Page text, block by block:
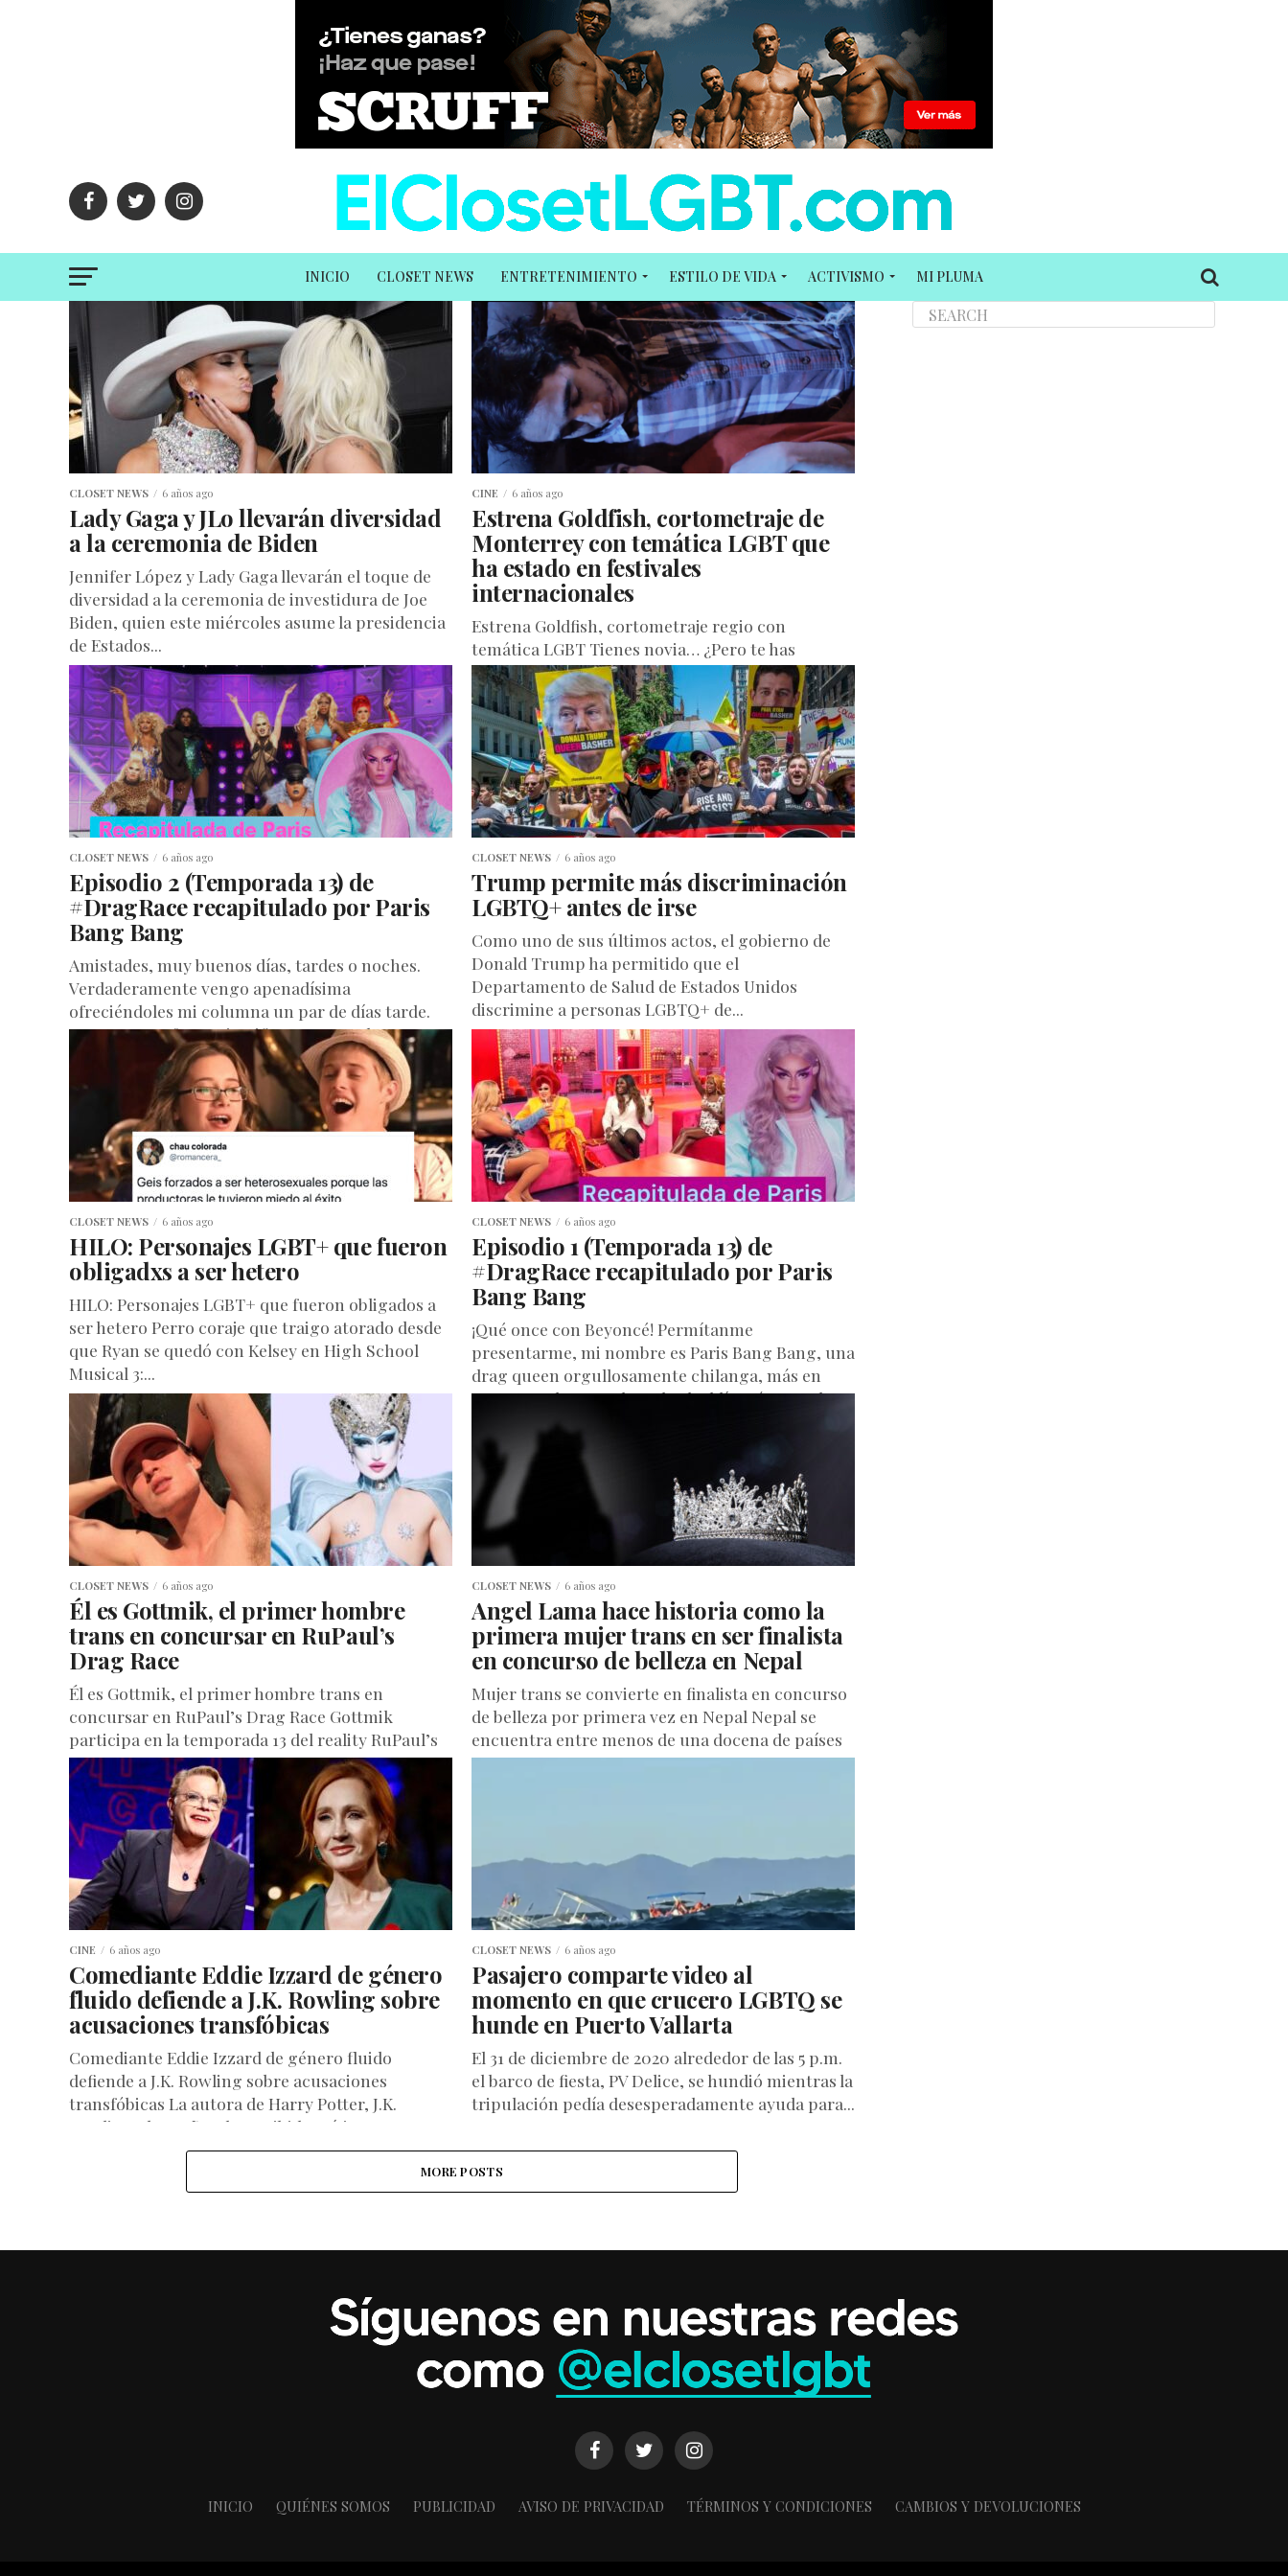
INICIO CLOSET NEWS ENTRETENIMIENTO ESTILO DE VIDA ACTIVISMO MI PLUMA
CLOSET NEWS 6 años ago
Lady Gaga y JLo llevarán diversidad
a la ceremonia de Biden
Jennifer López y Lady Gaga llevarán el toque de
diversidad a la ceremonia de investidura de Joe
Biden, quien este miércoles asume la presidencia
de Estados...
CINE 6 años ago
Estrena Goldfish, cortometraje de
Monterrey con temática LGBT que
ha estado en festivales
internacionales
Estrena Goldfish, cortometraje regio con
temática LGBT Tienes novia… ¿Pero te has
enamorado de tu mejor amigo? Este filme habla
de amor, desamor, decisiones, gustos, amistad...
CLOSET NEWS 6 años ago
Episodio 2 (Temporada 13) de
#DragRace recapitulado por Paris
Bang Bang
Amistades, muy buenos días, tardes o noches.
Verdaderamente vengo apenadísima
ofreciéndoles mi columna un par de días tarde.
No soy muy afecta a justificarme, pero lo...
CLOSET NEWS 6 años ago
Trump permite más discriminación
LGBTQ+ antes de irse
Como uno de sus últimos actos, el gobierno de
Donald Trump ha permitido que el
Departamento de Salud de Estados Unidos
discrimine a personas LGBTQ+ de...
CLOSET NEWS 6 años ago
HILO: Personajes LGBT+ que fueron
obligadxs a ser hetero
HILO: Personajes LGBT+ que fueron obligados a
ser hetero Perro coraje que traigo atorado desde
que Ryan se quedó con Kelsey en High School
Musical 3:...
CLOSET NEWS 6 años ago
Episodio 1 (Temporada 13) de
#DragRace recapitulado por Paris
Bang Bang
¡Qué once con Beyoncé! Permítanme
presentarme, mi nombre es Paris Bang Bang, una
drag queen orgullosamente chilanga, más en
concreto, de Iztapalapa, la alcaldía más grande...
CLOSET NEWS 6 años ago
Él es Gottmik, el primer hombre
trans en concursar en RuPaul’s
Drag Race
Él es Gottmik, el primer hombre trans en
concursar en RuPaul’s Drag Race Gottmik
participa en la temporada 13 del reality RuPaul’s
Drag Race, que se...
CLOSET NEWS 6 años ago
Angel Lama hace historia como la
primera mujer trans en ser finalista
en concurso de belleza en Nepal
Mujer trans se convierte en finalista en concurso
de belleza por primera vez en Nepal Nepal se
encuentra entre menos de una docena de países
en...
CINE 6 años ago
Comediante Eddie Izzard de género
fluido defiende a J.K. Rowling sobre
acusaciones transfóbicas
Comediante Eddie Izzard de género fluido
defiende a J.K. Rowling sobre acusaciones
transfóbicas La autora de Harry Potter, J.K.
Rowling, de 55 años, ha recibido críticas...
CLOSET NEWS 6 años ago
Pasajero comparte video al
momento en que crucero LGBTQ se
hunde en Puerto Vallarta
El 31 de diciembre de 2020 alrededor de las 5 p.m.
el barco de fiesta, PV Delice, se hundió mientras la
tripulación pedía desesperadamente ayuda para...
MORE POSTS
INICIO QUIÉNES SOMOS PUBLICIDAD AVISO DE PRIVACIDAD TÉRMINOS Y CONDICIONES CAMBIOS Y DEVOLUCIONES